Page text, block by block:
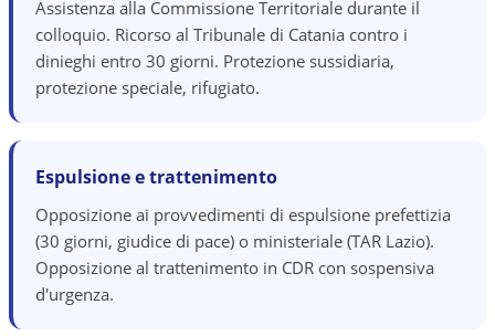
Assistenza alla Commissione Territoriale durante il
colloquio. Ricorso al Tribunale di Catania contro i
dinieghi entro 30 giorni. Protezione sussidiaria,
protezione speciale, rifugiato.
Espulsione e trattenimento
Opposizione ai provvedimenti di espulsione prefettizia
(30 giorni, giudice di pace) o ministeriale (TAR Lazio).
Opposizione al trattenimento in CDR con sospensiva
d'urgenza.